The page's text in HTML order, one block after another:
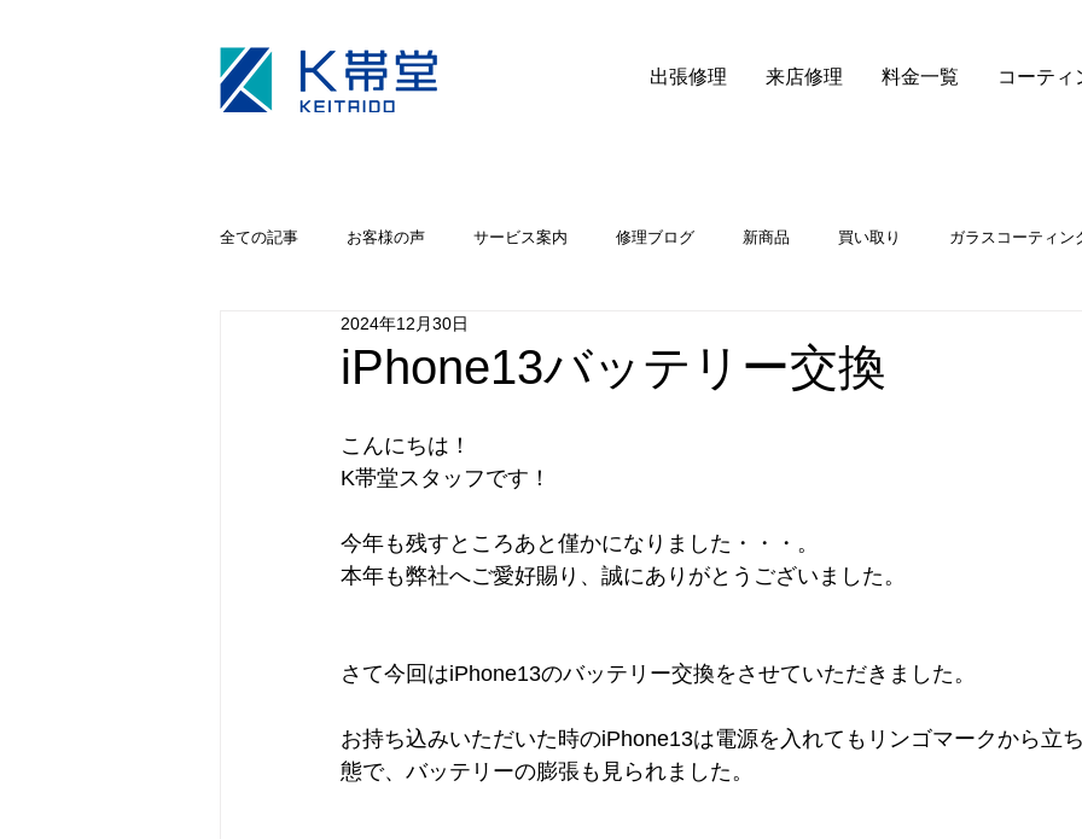
出張修理 来店修理 料金一覧 コーティ
全ての記事 お客様の声 サービス案内 修理ブログ 新商品 買い取り ガラスコーティン
キャンペーン iPhoneカメラ修理
iPhone13バッテリー交換
2024年12月30日
こんにちは！
K帯堂スタッフです！
今年も残すところあと僅かになりました・・・。
本年も弊社へご愛好賜り、誠にありがとうございました。
さて今回はiPhone13のバッテリー交換をさせていただきました。
お持ち込みいただいた時のiPhone13は電源を入れてもリンゴマークから立
態で、バッテリーの膨張も見られました。